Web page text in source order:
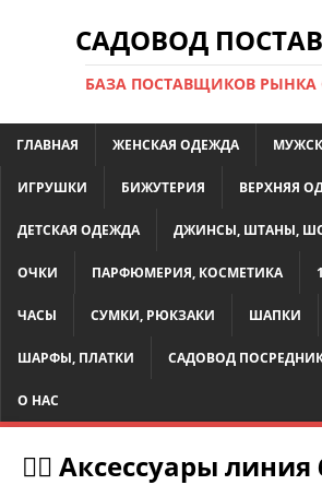
САДОВОД
БАЗА ПОСТАВЩИКОВ РЫНКА
ГЛАВНАЯ ЖЕНСКАЯ ОДЕЖДА
ИГРУШКИ БИЖУТЕРИЯ ВЕРХНЯЯ
ДЕТСКАЯ ОДЕЖДА ДЖИНСЫ, ШТАНЫ,
ОЧКИ ПАРФЮМЕРИЯ, КОСМЕТИКА
ЧАСЫ СУМКИ, РЮКЗАКИ ШАПКИ
ШАРФЫ, ПЛАТКИ САДОВОД
О НАС
💁‍♂ Аксессуары линия